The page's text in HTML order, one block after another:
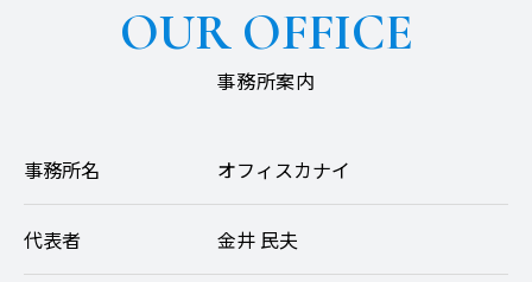
OUR OFFICE
事務所案内
事務所名 オフィスカナイ
代表者 金井 民夫